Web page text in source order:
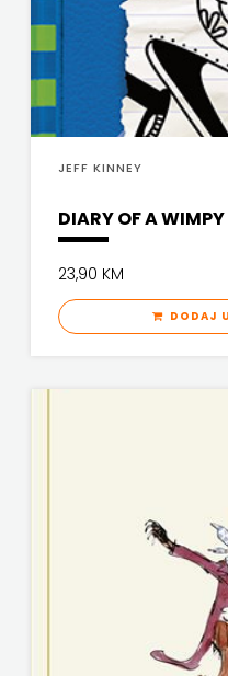
JEFF KINNEY
DIARY OF A
23,90 KM
DODAJ